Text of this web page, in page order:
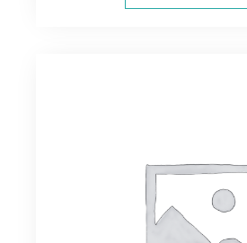
24.00$.
20.00$.